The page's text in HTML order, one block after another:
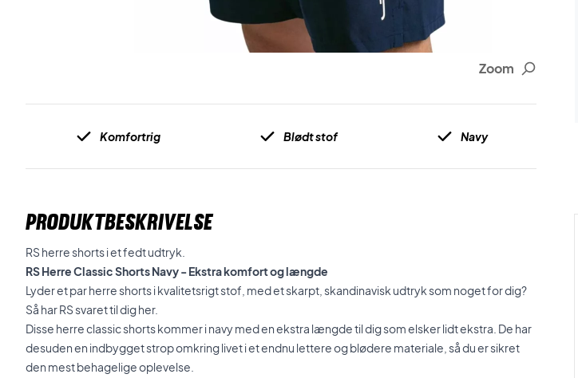
Zoom
Komfortrig Blødt stof Navy
PRODUKTBESKRIVELSE
RS herre shorts i et fedt udtryk.
RS Herre Classic Shorts Navy - Ekstra komfort og længde
Lyder et par herre shorts i kvalitetsrigt stof, med et skarpt, skandinavisk udtryk som noget for dig?
Så har RS svaret til dig her.
Disse herre classic shorts kommer i navy med en ekstra længde til dig som elsker lidt ekstra. De har
desuden en indbygget strop omkring livet i et endnu lettere og blødere materiale, så du er sikret
den mest behagelige oplevelse.